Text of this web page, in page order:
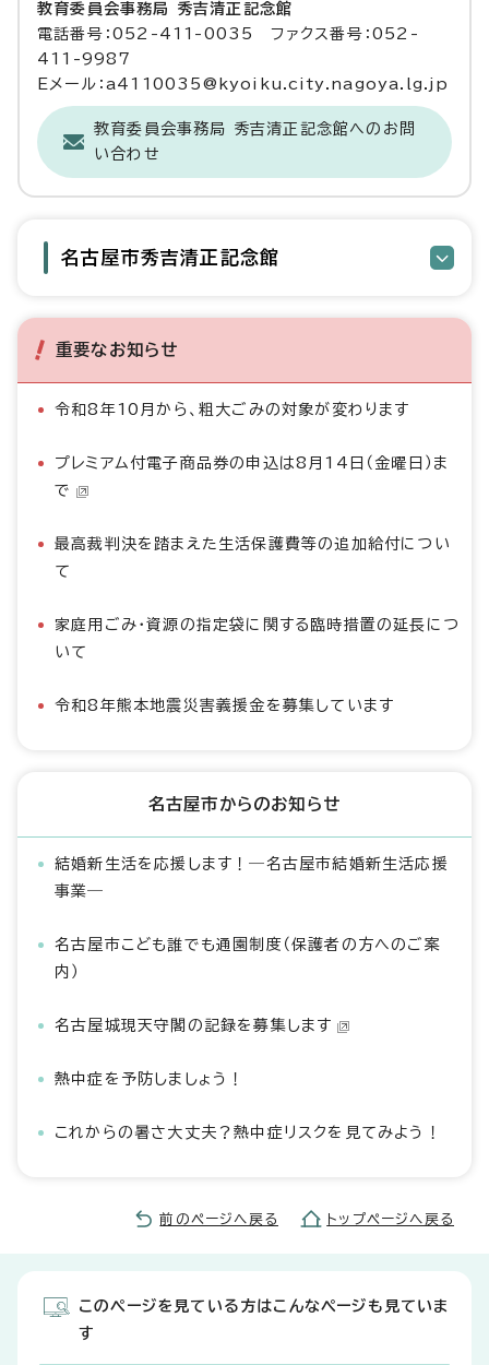
教育委員会事務局 秀吉清正記念館
電話番号：052-411-0035 ファクス番号：052-
411-9987
Eメール：a4110035@kyoiku.city.nagoya.lg.jp
教育委員会事務局 秀吉清正記念館へのお問
い合わせ
名古屋市秀吉清正記念館
重要なお知らせ
令和8年10月から、粗大ごみの対象が変わります
プレミアム付電子商品券の申込は8月14日（金曜日）ま
で
最高裁判決を踏まえた生活保護費等の追加給付につい
て
家庭用ごみ・資源の指定袋に関する臨時措置の延長につ
いて
令和8年熊本地震災害義援金を募集しています
名古屋市からのお知らせ
結婚新生活を応援します！―名古屋市結婚新生活応援
事業―
名古屋市こども誰でも通園制度（保護者の方へのご案
内）
名古屋城現天守閣の記録を募集します
熱中症を予防しましょう！
これからの暑さ大丈夫？熱中症リスクを見てみよう！
前のページへ戻る トップページへ戻る
このページを見ている方はこんなページも見ていま
す